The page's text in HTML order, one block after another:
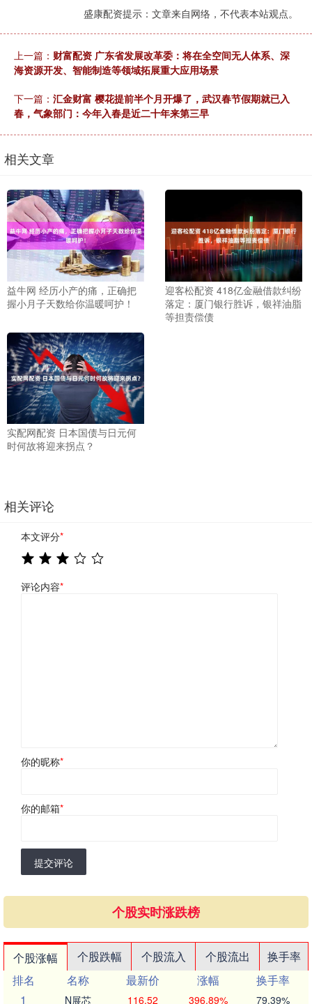
盛康配资提示：文章来自网络，不代表本站观点。
上一篇： 财富配资 广东省发展改革委：将在全空间无人体系、深
海资源开发、智能制造等领域拓展重大应用场景
下一篇： 汇金财富 樱花提前半个月开爆了，武汉春节假期就已入
春，气象部门：今年入春是近二十年来第三早
相关文章
益牛网 经历小产的痛，正确把
握小月子天数给你温暖呵护！
迎客松配资 418亿金融借款纠纷
落定：厦门银行胜诉，银祥油脂
等担责偿债
实配网配资 日本国债与日元何
时何故将迎来拐点？
相关评论
本文评分*
评论内容*
你的昵称*
你的邮箱*
提交评论
个股实时涨跌榜
个股涨幅 个股跌幅 个股流入 个股流出
换手率
排名
名称 最新价 涨幅
换手率
1
N展芯 116.52 396.89% 79.39%